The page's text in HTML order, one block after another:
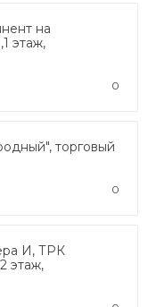
на
этаж,
0
торговый
0
И, ТРК
этаж,